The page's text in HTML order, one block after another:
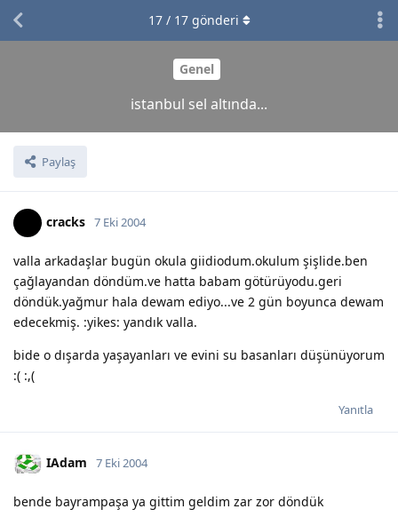
Genel
istanbul sel altında...
Paylaş
17/ 17gönderi
cracks 7 Eki 2004
valla arkadaşlar bugün okula giidiodum.okulum şişlide.ben
çağlayandan döndüm.ve hatta babam götürüyodu.geri
döndük.yağmur hala dewam ediyo...ve 2 gün boyunca dewam
edecekmiş. :yikes: yandık valla.
bide o dışarda yaşayanları ve evini su basanları düşünüyorum
:( :,(
Yanıtla
IAdam 7 Eki 2004
bende bayrampaşa ya gittim geldim zar zor döndük